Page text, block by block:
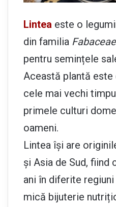
Lintea este o
din familia Fabaceae
pentru semințele
Această plantă
cele mai vechi
primele culturi
oameni.
Lintea își are
și Asia de Sud, fiind
ani în diferite
mică bijuterie